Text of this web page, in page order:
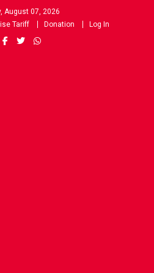
August 07, 2026
Tariff Donation Log In